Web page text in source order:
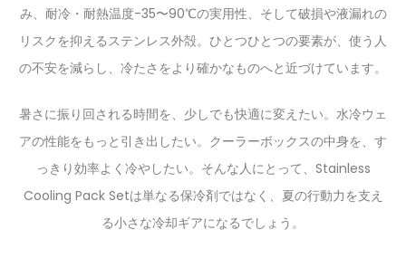
み、耐冷・耐熱温度-35〜90℃の実用性、そして破損や液漏れの
リスクを抑えるステンレス外殻。ひとつひとつの要素が、使う人
の不安を減らし、冷たさをより確かなものへと近づけています。
暑さに振り回される時間を、少しでも快適に変えたい。水冷ウェ
アの性能をもっと引き出したい。クーラーボックスの中身を、す
っきり効率よく冷やしたい。そんな人にとって、Stainless
Cooling Pack Setは単なる保冷剤ではなく、夏の行動力を支え
る小さな冷却ギアになるでしょう。